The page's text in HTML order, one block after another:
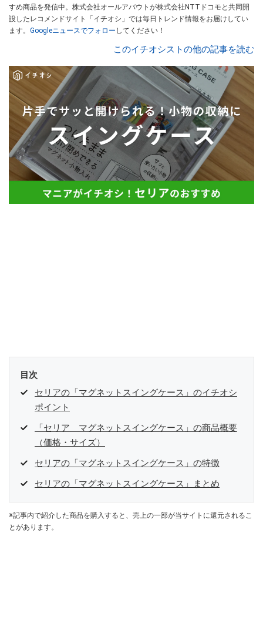
すめ商品を発信中。株式会社オールアバウトが株式会社NTTドコモと共同開
設したレコメンドサイト「イチオシ」では毎日トレンド情報をお届けしてい
ます。 Googleニュースでフォロー してください！
このイチオシストの他の記事を読む
目次
セリアの「マグネットスイングケース」のイチオシ
ポイント
「セリア マグネットスイングケース」の商品概要
（価格・サイズ）
セリアの「マグネットスイングケース」の特徴
セリアの「マグネットスイングケース」まとめ
※記事内で紹介した商品を購入すると、売上の一部が当サイトに還元されるこ
とがあります。